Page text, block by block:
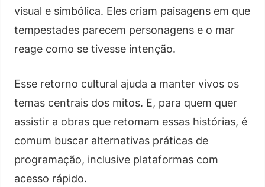
visual e simbólica. Eles criam paisagens em que
tempestades parecem personagens e o mar
reage como se tivesse intenção.
Esse retorno cultural ajuda a manter vivos os
temas centrais dos mitos. E, para quem quer
assistir a obras que retomam essas histórias, é
comum buscar alternativas práticas de
programação, inclusive plataformas com
acesso rápido.